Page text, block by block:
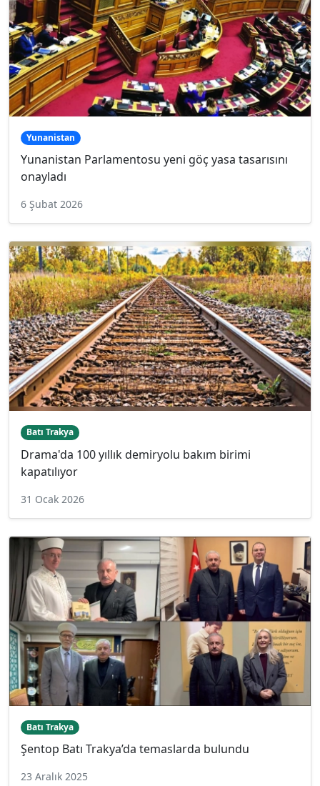
Yunanistan
Yunanistan Parlamentosu yeni göç yasa tasarısını
onayladı
6 Şubat 2026
Batı Trakya
Drama'da 100 yıllık demiryolu bakım birimi
kapatılıyor
31 Ocak 2026
Batı Trakya
Şentop Batı Trakya’da temaslarda bulundu
23 Aralık 2025